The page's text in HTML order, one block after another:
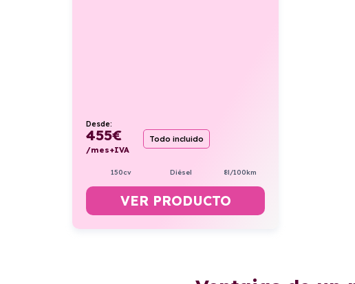
Desde:
455€
/mes+IVA
Todo incluido
150cv Diésel 8l/100km
VER PRODUCTO